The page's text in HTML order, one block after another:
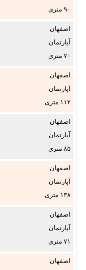
۹۰
اصفهان
آپارتمان
۷۰
اصفهان
آپارتمان
۱۱۲
اصفهان
آپارتمان
۸۵
اصفهان
آپارتمان
۱۳۸
اصفهان
آپارتمان
۷۱
اصفهان